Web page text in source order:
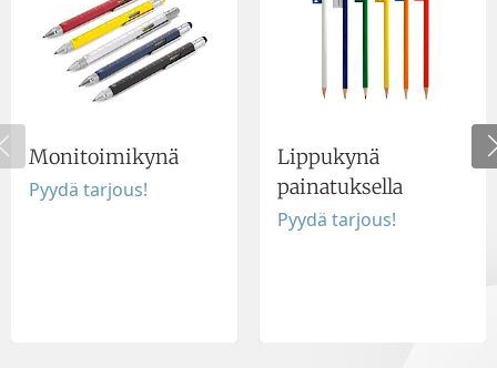
Monitoimikynä
Pyydä tarjous!
Lippukynä
painatuksella
Pyydä tarjous!